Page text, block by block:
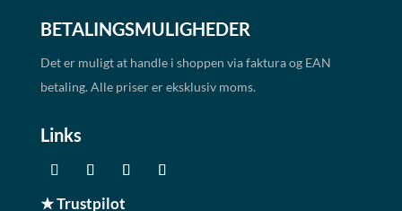
BETALINGSMULIGHEDER
Det er muligt at handle i shoppen via faktura og EAN
betaling. Alle priser er eksklusiv moms.
Links
★ Trustpilot